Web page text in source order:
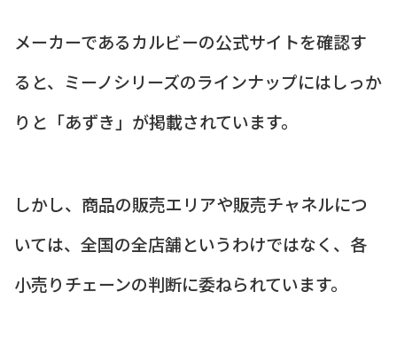
メーカーであるカルビーの公式サイトを確認す
ると、ミーノシリーズのラインナップにはしっか
りと「あずき」が掲載されています。
しかし、商品の販売エリアや販売チャネルにつ
いては、全国の全店舗というわけではなく、各
小売りチェーンの判断に委ねられています。